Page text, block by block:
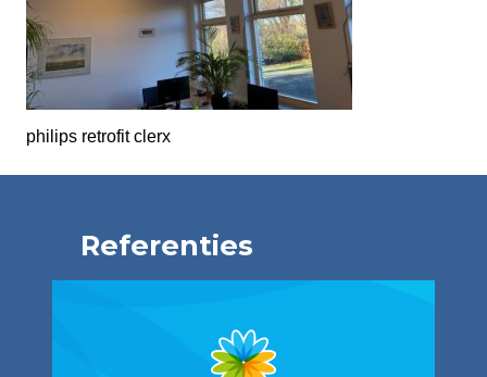
philips retrofit clerx
Referenties